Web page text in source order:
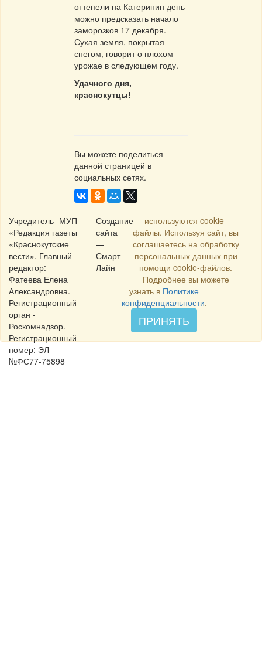
оттепели на Катеринин день
можно предсказать начало
заморозков 17 декабря.
Сухая земля, покрытая
снегом, говорит о плохом
урожае в следующем году.
Удачного дня,
краснокутцы!
Вы можете поделиться
данной страницей в
социальных сетях.
Учредитель- МУП
«Редакция газеты
«Краснокутские
вести». Главный
редактор:
Фатеева Елена
Александровна.
Регистрационный
орган -
Роскомнадзор.
Регистрационный
номер: ЭЛ
№ФС77-75898
Создание
сайта
—
Смарт
Лайн
используются cookie-
файлы. Используя сайт, вы
соглашаетесь на обработку
персональных данных при
помощи cookie-файлов.
Подробнее вы можете
узнать в Политике
конфиденциальности.
ПРИНЯТЬ